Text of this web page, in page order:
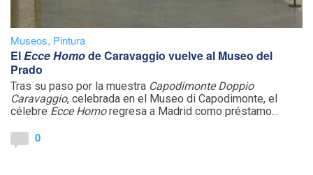
Museos, Pintura
ElEcce Homode Caravaggio vuelve al Museo del
Prado
Tras su paso por la muestra Capodimonte Doppio
Caravaggio, celebrada en el Museo di Capodimonte, el
célebre Ecce Homoregresa a Madrid como préstamo...
0